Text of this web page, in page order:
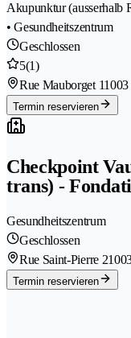
Akupunktur (ausserhalb
• Gesundheitszentrum
Geschlossen
5(1)
Rue Mauborget 11003
Termin reservieren
Checkpoint
trans) -
Gesundheitszentrum
Geschlossen
Rue Saint-Pierre 2
Termin reservieren